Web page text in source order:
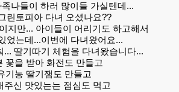
나들이 하러 많이들 가실텐데...
린토피아 다녀 오셨나요??
지만... 아이들이 어리기도 하고해서
었는데...이번에 다녀왔어요...
... 딸기따기 체험을 다녀왔습니다...
꽃을 받아 화전도 만들고
기농 딸기잼도 만들고
주신 맛있는는 점심도 먹고